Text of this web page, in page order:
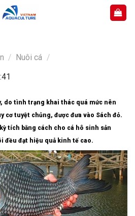
/ Nuôi cá /
do tình trạng khai thác quá mức nên
cơ tuyệt chủng, được đưa vào Sách đỏ.
tích bằng cách cho cá hô sinh sản
đều đạt hiệu quả kinh tế cao.